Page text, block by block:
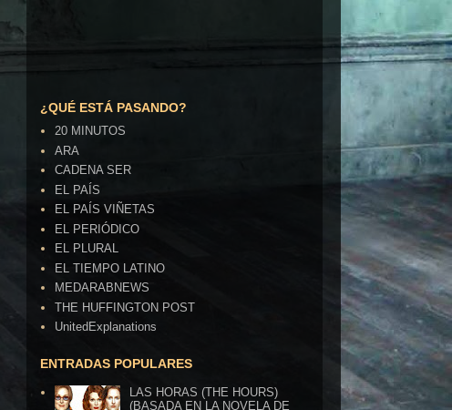
¿QUÉ ESTÁ PASANDO?
20 MINUTOS
ARA
CADENA SER
EL PAÍS
EL PAÍS VIÑETAS
EL PERIÓDICO
EL PLURAL
EL TIEMPO LATINO
MEDARABNEWS
THE HUFFINGTON POST
UnitedExplanations
ENTRADAS POPULARES
LAS HORAS (THE HOURS)
(BASADA EN LA NOVELA DE